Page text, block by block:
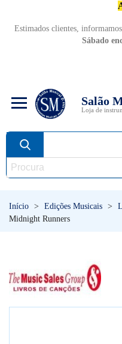
Estimados clientes,
Sábado
Salão
Loja de
Início > Edições Musicais >
Midnight Runners